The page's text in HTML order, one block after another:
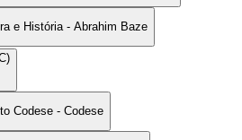
e História - Abrahim Baze
Codese - Codese